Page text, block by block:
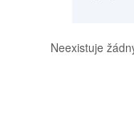
Neexistuje